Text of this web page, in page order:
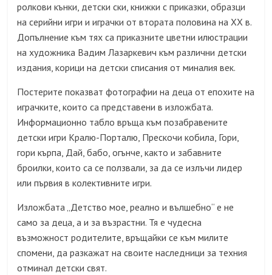
ролкови кънки, детски ски, книжки с приказки, образци
на серийни игри и играчки от втората половина на ХХ в.
Допълнение към тях са приказните цветни илюстрации
на художника Вадим Лазаркевич към различни детски
издания, корици на детски списания от миналия век.
Постерите показват фотографии на деца от епохите на
играчките, които са представени в изложбата.
Информационно табло връща към позабравените
детски игри Кралю-Порталю, Прескочи кобила, Гори,
гори кърпа, Дай, бабо, огънче, както и забавните
броилки, които са се ползвали, за да се излъчи лидер
или първия в колективните игри.
Изложбата „Детство мое, реално и вълшебно“ е не
само за деца, а и за възрастни. Тя е чудесна
възможност родителите, връщайки се към милите
спомени, да разкажат на своите наследници за техния
отминал детски свят.